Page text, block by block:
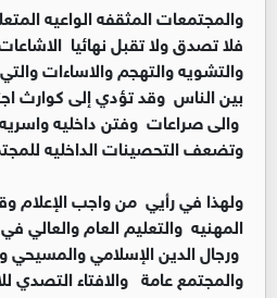
والمجتمعات المثقفه الواعيه
فلا تصدق ولا تقبل نهائيا
والتشويه والتهجم والاساءات
بين الناس وقد تؤدي إلى كوارث
والى صراعات وفتن داخليه
وتضعف التحصينات الداخليه
ولهذا في رأيي من واجب الإعلام
المهنيه والتعليم العام والعالي
ورجال الدين الإسلامي والمسيحي
والمجتمع عامة والافتاء التصدي